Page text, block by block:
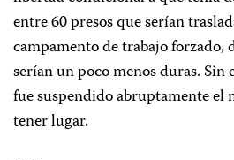
entre 60 presos que serían
campamento de trabajo forzado,
serían un poco menos duras. Sin
fue suspendido abruptamente el
tener lugar.